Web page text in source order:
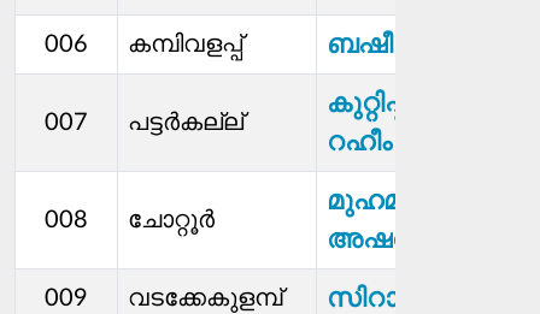
006 കമ്പിവളപ്പ് ബഷീർ തിരുത്തി
007 പട്ടര്‍കല്ല്
കുറ്റിപ്പുറത്തൊടി
റഹീം ( നാസർ )
008 ചോറ്റൂർ
മുഹമ്മദ്
അഷറഫ്
009 വടക്കേകുളമ്പ് സിറാജുന്നീസ